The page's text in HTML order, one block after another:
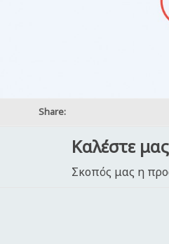
Share:
Καλέστε μας
Σκοπός μας η